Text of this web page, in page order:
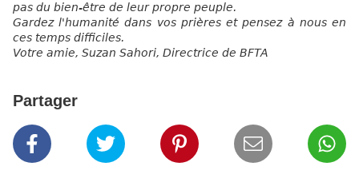
pas du bien-être de leur propre peuple.
Gardez l'humanité dans vos prières et pensez à nous en
ces temps difficiles.
Votre amie, Suzan Sahori, Directrice de BFTA
Partager